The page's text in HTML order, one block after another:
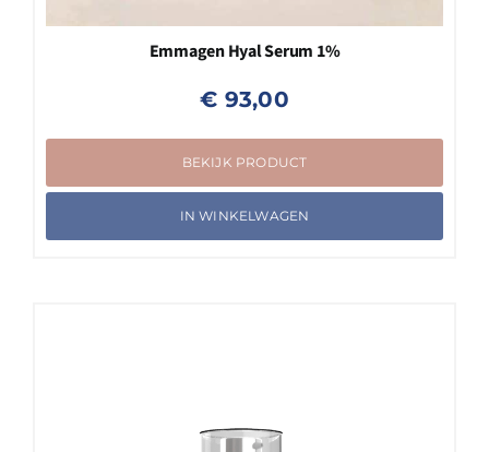
Emmagen Hyal Serum 1%
€ 93,00
BEKIJK PRODUCT
IN WINKELWAGEN